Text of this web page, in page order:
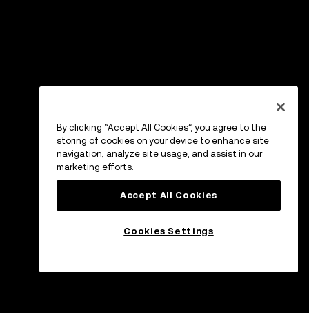
By clicking “Accept All Cookies”, you agree to the
storing of cookies on your device to enhance site
navigation, analyze site usage, and assist in our
marketing efforts.
Accept All Cookies
Cookies Settings